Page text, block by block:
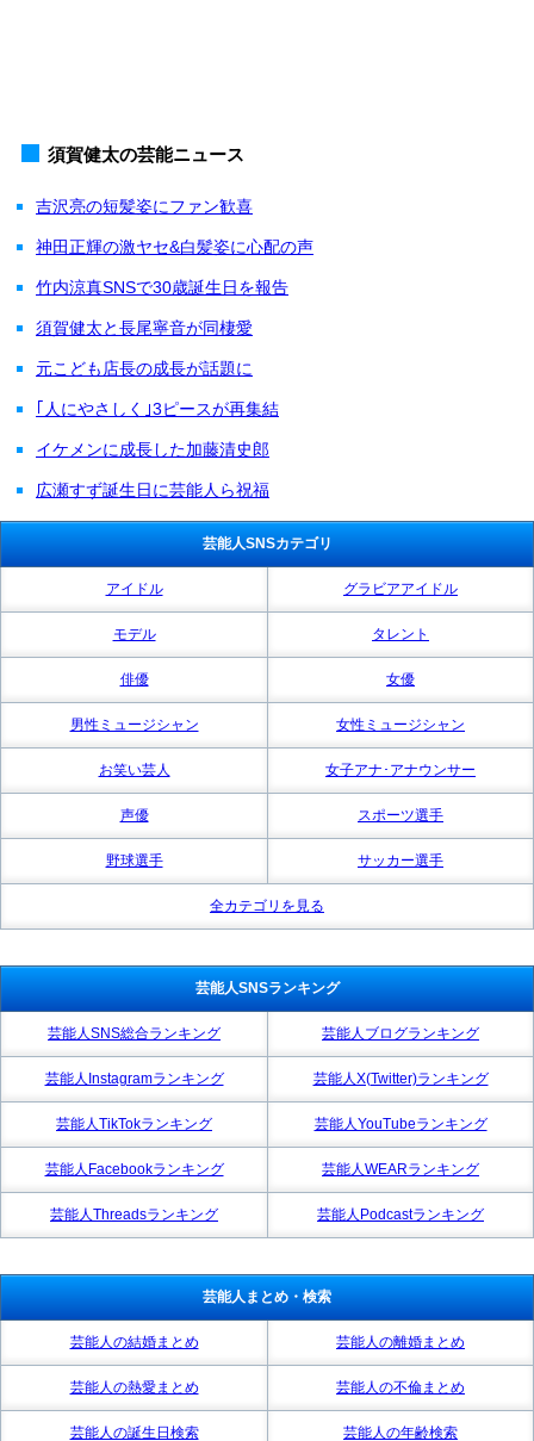
須賀健太の芸能ニュース
吉沢亮の短髪姿にファン歓喜
神田正輝の激ヤセ&白髪姿に心配の声
竹内涼真SNSで30歳誕生日を報告
須賀健太と長尾寧音が同棲愛
元こども店長の成長が話題に
｢人にやさしく｣3ピースが再集結
イケメンに成長した加藤清史郎
広瀬すず誕生日に芸能人ら祝福
芸能人SNSカテゴリ
アイドル グラビアアイドル
モデル タレント
俳優 女優
男性ミュージシャン 女性ミュージシャン
お笑い芸人 女子アナ･アナウンサー
声優 スポーツ選手
野球選手 サッカー選手
全カテゴリを見る
芸能人SNSランキング
芸能人SNS総合ランキング 芸能人ブログランキング
芸能人Instagramランキング 芸能人X(Twitter)ランキング
芸能人TikTokランキング 芸能人YouTubeランキング
芸能人Facebookランキング 芸能人WEARランキング
芸能人Threadsランキング 芸能人Podcastランキング
芸能人まとめ・検索
芸能人の結婚まとめ 芸能人の離婚まとめ
芸能人の熱愛まとめ 芸能人の不倫まとめ
芸能人の誕生日検索 芸能人の年齢検索